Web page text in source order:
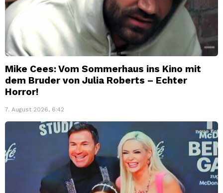
Mike Cees: Vom Sommerhaus ins Kino mit
dem Bruder von Julia Roberts – Echter
Horror!
7. August 2026, 6:42